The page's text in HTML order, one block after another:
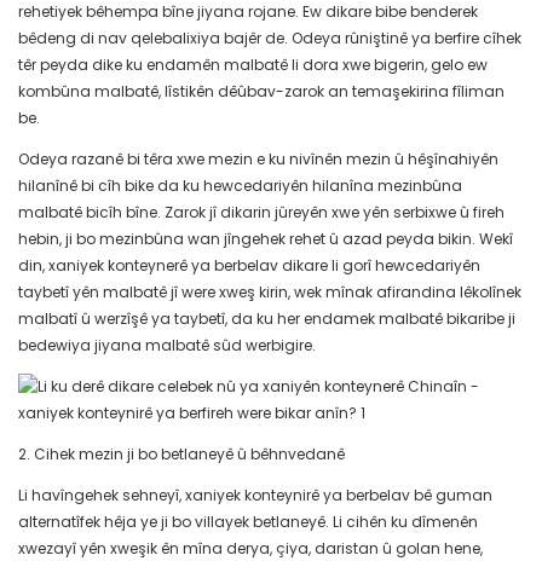
rehetiyek bêhempa bîne jiyana rojane. Ew dikare bibe benderek
bêdeng di nav qelebalixiya bajêr de. Odeya rûniştinê ya berfire cîhek
têr peyda dike ku endamên malbatê li dora xwe bigerin, gelo ew
kombûna malbatê, lîstikên dêûbav-zarok an temaşekirina fîliman
be.
Odeya razanê bi têra xwe mezin e ku nivînên mezin û hêşînahiyên
hilanînê bi cîh bike da ku hewcedariyên hilanîna mezinbûna
malbatê bicîh bîne. Zarok jî dikarin jûreyên xwe yên serbixwe û fireh
hebin, ji bo mezinbûna wan jîngehek rehet û azad peyda bikin. Wekî
din, xaniyek konteynerê ya berbelav dikare li gorî hewcedariyên
taybetî yên malbatê jî were xweş kirin, wek mînak afirandina lêkolînek
malbatî û werzîşê ya taybetî, da ku her endamek malbatê bikaribe ji
bedewiya jiyana malbatê sûd werbigire.
2. Cihek mezin ji bo betlaneyê û bêhnvedanê
Li havîngehek sehneyî, xaniyek konteynirê ya berbelav bê guman
alternatîfek hêja ye ji bo villayek betlaneyê. Li cihên ku dîmenên
xwezayî yên xweşik ên mîna derya, çiya, daristan û golan hene,